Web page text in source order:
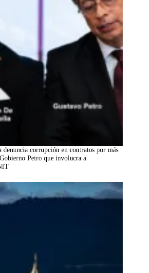
corrupción en contratos por más
Petro que involucra a